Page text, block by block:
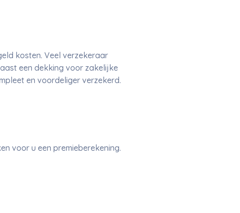
kosten. Veel verzekeraar
een dekking voor zakelijke
en voordeliger verzekerd.
voor u een premieberekening.